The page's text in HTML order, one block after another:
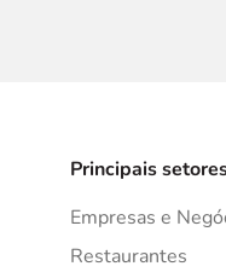
Principais
Empresas e
Restaurantes